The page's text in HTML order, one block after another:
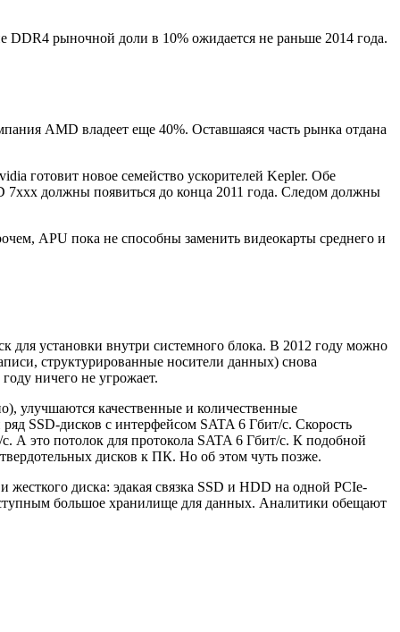
DDR4 рыночной доли в 10% ожидается не раньше 2014 года.
AMD владеет еще 40%. Оставшаяся часть рынка отдана
готовит новое семейство ускорителей Kepler. Обе
7xxx должны появиться до конца 2011 года. Следом должны
APU пока не способны заменить видеокарты среднего и
для установки внутри системного блока. В 2012 году можно
структурированные носители данных) снова
ничего не угрожает.
улучшаются качественные и количественные
SSD-дисков с интерфейсом SATA 6 Гбит/с. Скорость
А это потолок для протокола SATA 6 Гбит/с. К подобной
дисков к ПК. Но об этом чуть позже.
диска: эдакая связка SSD и HDD на одной PCIe-
большое хранилище для данных. Аналитики обещают